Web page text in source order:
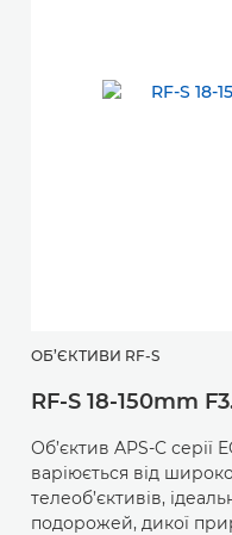
ОБ’ЄКТИВИ RF-S
RF-S 18-150mm
Об’єктив APS-C серії
варіюється від
телеоб’єктивів,
подорожей, дикої